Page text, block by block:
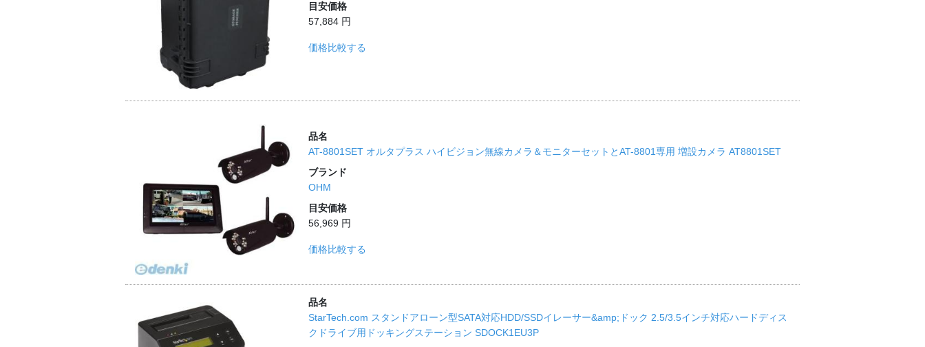
目安価格
57,884 円
価格比較する
品名
AT-8801SET オルタプラス ハイビジョン無線カメラ＆モニターセットとAT-8801専用 増設カメラ AT8801SET
ブランド
OHM
目安価格
56,969 円
価格比較する
品名
StarTech.com スタンドアローン型SATA対応HDD/SSDイレーサー&amp;ドック 2.5/3.5インチ対応ハードディス
クドライブ用ドッキングステーション SDOCK1EU3P